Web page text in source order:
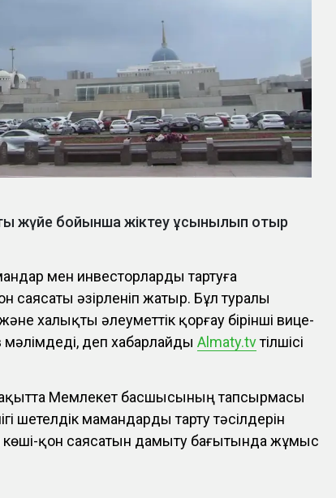
жүйе бойынша жіктеу ұсынылып отыр
мен инвесторларды тартуға
саясаты әзірленіп жатыр. Бұл туралы
халықты әлеуметтік қорғау бірінші вице-
мәлімдеді, деп хабарлайдыАlmaty.tvтілшісі
Мемлекет басшысының тапсырмасы
шетелдік мамандарды тарту тәсілдерін
көші-қон саясатын дамыту бағытында жұмыс